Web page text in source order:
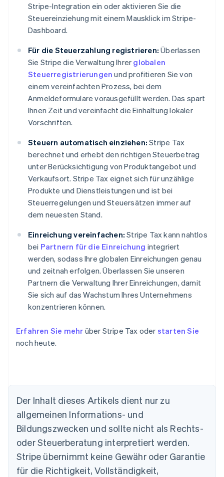
Stripe-Integration ein oder aktivieren Sie die
Steuereinziehung mit einem Mausklick im Stripe-
Dashboard.
Für die Steuerzahlung registrieren: Überlassen
Sie Stripe die Verwaltung Ihrer globalen
Steuerregistrierungen und profitieren Sie von
einem vereinfachten Prozess, bei dem
Anmeldeformulare vorausgefüllt werden. Das spart
Ihnen Zeit und vereinfacht die Einhaltung lokaler
Vorschriften.
Steuern automatisch einziehen: Stripe Tax
berechnet und erhebt den richtigen Steuerbetrag
unter Berücksichtigung von Produktangebot und
Verkaufsort. Stripe Tax eignet sich für unzählige
Produkte und Dienstleistungen und ist bei
Steuerregelungen und Steuersätzen immer auf
dem neuesten Stand.
Einreichung vereinfachen: Stripe Tax kann nahtlos
bei Partnern für die Einreichung integriert
werden, sodass Ihre globalen Einreichungen genau
und zeitnah erfolgen. Überlassen Sie unseren
Partnern die Verwaltung Ihrer Einreichungen, damit
Sie sich auf das Wachstum Ihres Unternehmens
konzentrieren können.
Erfahren Sie mehr über Stripe Tax oder starten Sie
noch heute.
Der Inhalt dieses Artikels dient nur zu
allgemeinen Informations- und
Bildungszwecken und sollte nicht als Rechts-
oder Steuerberatung interpretiert werden.
Stripe übernimmt keine Gewähr oder Garantie
für die Richtigkeit, Vollständigkeit,
Australien
English
Belgien
NederlandsFrançais DeutschEnglish